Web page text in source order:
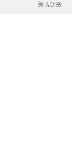
🌺AD🌺